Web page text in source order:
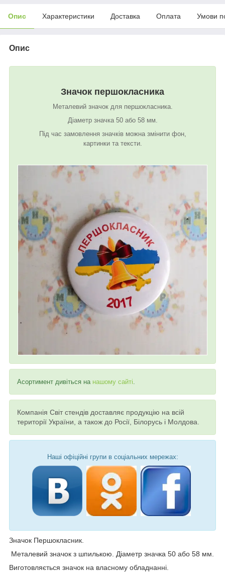
Опис Характеристики Доставка Оплата Умови
Опис
Значок першокласника
Металевий значок для першокласника.
Діаметр значка 50 або 58 мм.
Під час замовлення значків можна змінити фон,
картинки та тексти.
Асортимент дивіться на нашому сайті
Компанія Світ стендів доставляє продукцію на всій
території України, а також до Росії, Білорусь і Молдова.
Наші офіційні групи в соціальних мережах:
Значок Першокласник.
Металевий значок з шпилькою. Діаметр значка 50 або 58 мм.
Виготовляється значок на власному обладнанні.